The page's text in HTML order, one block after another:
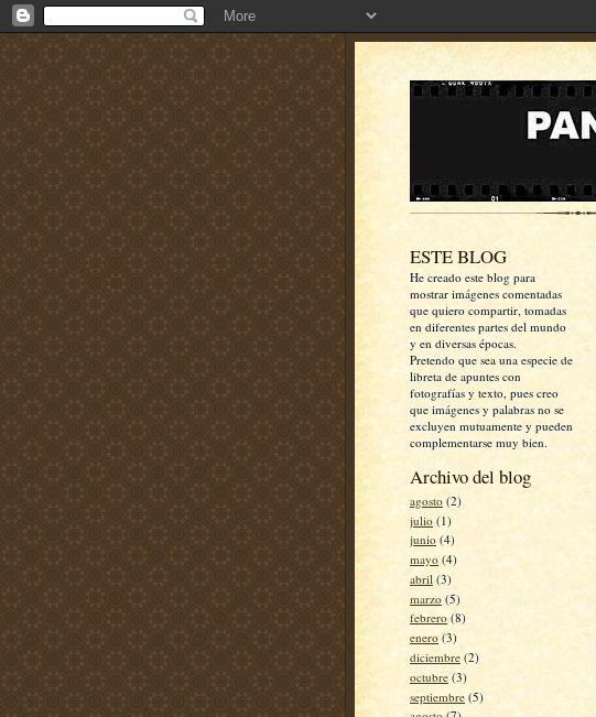
ESTE BLOG
He creado este blog para
mostrar imágenes comentadas
que quiero compartir, tomadas
en diferentes partes del mundo
y en diversas épocas.
Pretendo que sea una especie de
libreta de apuntes con
fotografías y texto, pues creo
que imágenes y palabras no se
excluyen mutuamente y pueden
complementarse muy bien.
Archivo del blog
agosto (2)
julio (1)
junio (4)
mayo (4)
abril (3)
marzo (5)
febrero (8)
enero (3)
diciembre (2)
octubre (3)
septiembre (5)